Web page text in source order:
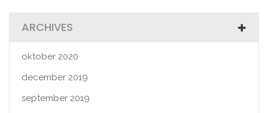
ARCHIVES
oktober 2020
december 2019
september 2019